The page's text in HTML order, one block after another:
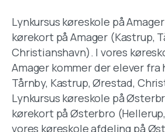
Lynkursus køreskole på
kørekort på Amager (Kastrup,
Christianshavn). I vores
Amager kommer der elever fra
Tårnby, Kastrup, Ørestad,
Lynkursus køreskole på
kørekort på Østerbro
vores køreskole afdeling på